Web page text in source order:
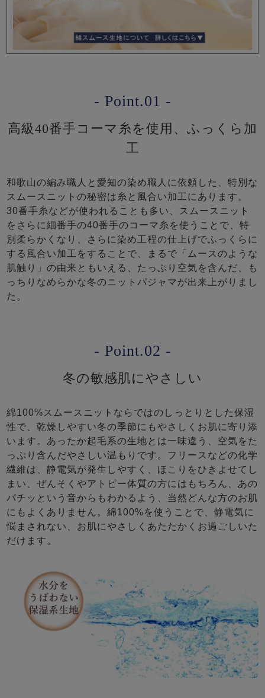
- Point.01 -
高級40番手コーマ糸を使用、ふっくら加
工
和歌山の編み職人と愛知の染め職人に依頼した、特別な
スムースニットの秘密は糸と風合い加工にあります。
30番手糸などが使われることも多い、スムースニット
をさらに細番手の40番手のコーマ糸を使うことで、特
別柔らかくなり、さらに染め工程の仕上げでふっくらに
する風合い加工をすることで、まるで「ムースのような
肌触り」の由来ともいえる、たっぷり空気を含んだ、も
っちりなめらかな冬のニットパジャマが出来上がりまし
た。
- Point.02 -
冬の敏感肌にやさしい
綿100%スムースニットならではのしっとりとした保湿
性で、乾燥しやすい冬の季節にもやさしくお肌に寄り添
います。あったか起毛系の生地とは一味違う、空気をた
っぷり含んだやさしい温もりです。フリースなどの化学
繊維は、静電気が発生しやすく、ほこりをひきよせてし
まい、ぜんそくやアトピー体質の方にはもちろん、あの
パチッという音からもわかるよう、当然どんな方のお肌
にもよくありません。綿100%を使うことで、静電気に
悩まされない、お肌にやさしくあたたかくお過ごしいた
だけます。